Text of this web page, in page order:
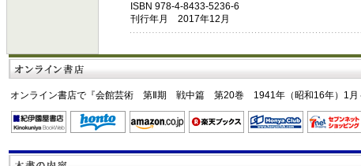
ISBN 978-4-8433-5236-6
刊行年月 2017年12月
オンライン書店で『会館芸術 第Ⅱ期 戦中篇 第20巻 1941年（昭和16年）1月